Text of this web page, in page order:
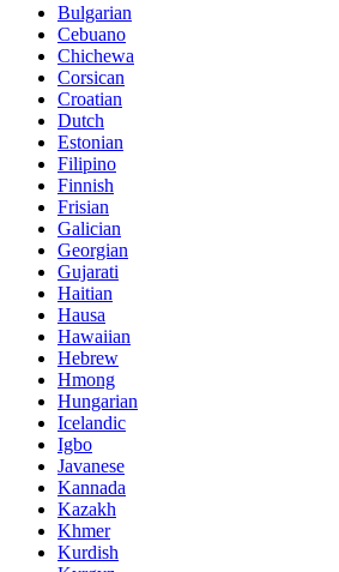
Bulgarian
Cebuano
Chichewa
Corsican
Croatian
Dutch
Estonian
Filipino
Finnish
Frisian
Galician
Georgian
Gujarati
Haitian
Hausa
Hawaiian
Hebrew
Hmong
Hungarian
Icelandic
Igbo
Javanese
Kannada
Kazakh
Khmer
Kurdish